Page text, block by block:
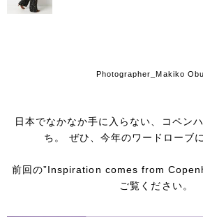
Photographer_Makiko
日本でなかなか手に入らない、コペン
ち。
ぜひ、今年のワードローブ
前回の”Inspiration comes from
ご覧ください。